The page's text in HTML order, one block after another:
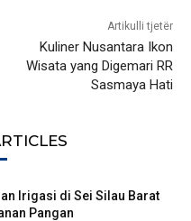
Artikulli tjetër
Kuliner Nusantara Ikon
Wisata yang Digemari RR
Sasmaya Hati
Irigasi di Sei Silau Barat
Pangan